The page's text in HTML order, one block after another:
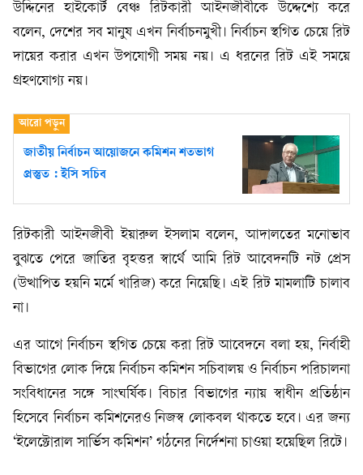
উদ্দিনের হাইকোর্ট বেঞ্চ রিটকারী আইনজীবীকে উদ্দেশ্যে করে
বলেন, দেশের সব মানুষ এখন নির্বাচনমুখী। নির্বাচন স্থগিত চেয়ে রিট
দায়ের করার এখন উপযোগী সময় নয়। এ ধরনের রিট এই সময়ে
গ্রহণযোগ্য নয়।
জাতীয় নির্বাচন আয়োজনে কমিশন শতভাগ
প্রস্তুত : ইসি সচিব
রিটকারী আইনজীবী ইয়ারুল ইসলাম বলেন, আদালতের মনোভাব
বুঝতে পেরে জাতির বৃহত্তর স্বার্থে আমি রিট আবেদনটি নট প্রেস
(উত্থাপিত হয়নি মর্মে খারিজ) করে নিয়েছি। এই রিট মামলাটি চালাব
না।
এর আগে নির্বাচন স্থগিত চেয়ে করা রিট আবেদনে বলা হয়, নির্বাহী
বিভাগের লোক দিয়ে নির্বাচন কমিশন সচিবালয় ও নির্বাচন পরিচালনা
সংবিধানের সঙ্গে সাংঘর্ষিক। বিচার বিভাগের ন্যায় স্বাধীন প্রতিষ্ঠান
হিসেবে নির্বাচন কমিশনেরও নিজস্ব লোকবল থাকতে হবে। এর জন্য
‘ইলেক্টোরাল সার্ভিস কমিশন’ গঠনের নির্দেশনা চাওয়া হয়েছিল রিটে।